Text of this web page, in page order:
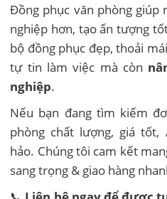
Đồng phục văn phòng giúp
nghiệp hơn, tạo ấn tượng
bộ đồng phục đẹp, thoải
tự tin làm việc mà còn
nghiệp.
Nếu bạn đang tìm kiếm
phòng chất lượng, giá tốt,
hảo. Chúng tôi cam kết
sang trọng & giao hàng